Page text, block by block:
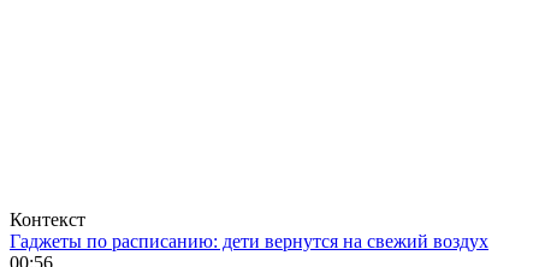
Контекст
Гаджеты по расписанию: дети вернутся на свежий воздух
00:56